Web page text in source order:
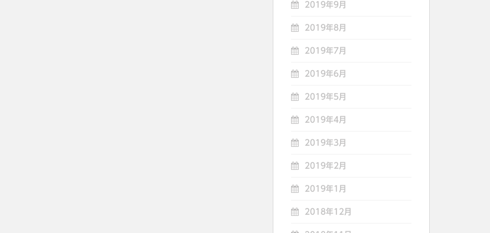
2019年9月
2019年8月
2019年7月
2019年6月
2019年5月
2019年4月
2019年3月
2019年2月
2019年1月
2018年12月